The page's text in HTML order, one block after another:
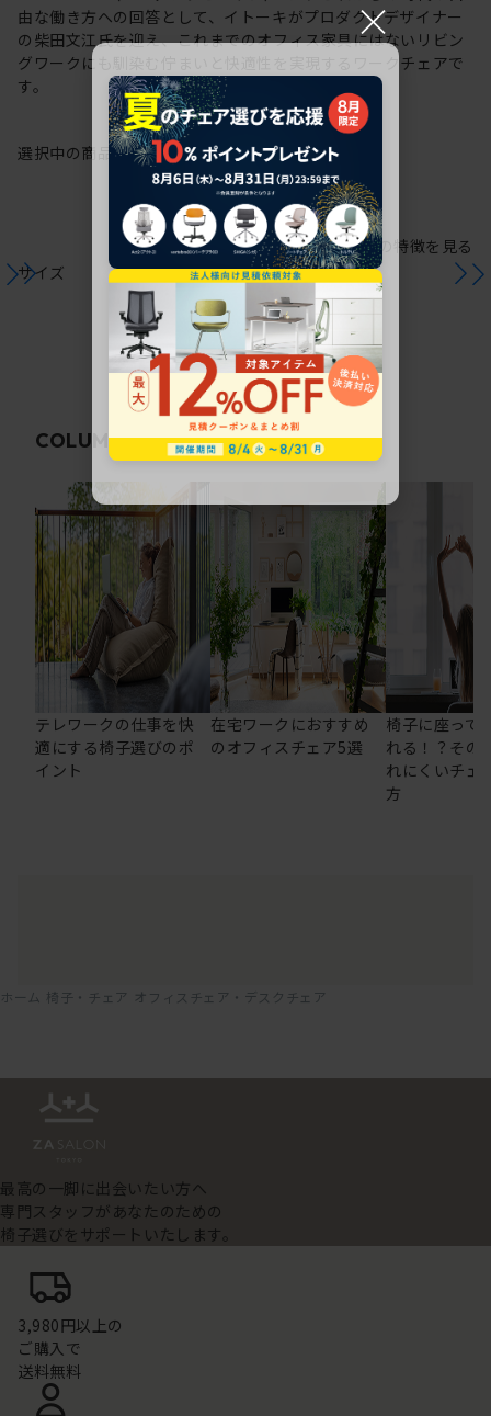
由な働き方への回答として、イトーキがプロダクトデザイナー
の柴田文江氏を迎え、これまでのオフィス家具にはないリビン
グワークにも馴染む佇まいと快適性を実現するワークチェアで
す。
選択中の商品情報保証注意事項
サイズ
シリーズの特徴を見る
COLUMN関連コラム
テレワークの仕事を快
適にする椅子選びのポ
イント
在宅ワークにおすすめ
のオフィスチェア5選
椅子に座って
れる！？その
れにくいチェ
方
ホーム 椅子・チェア オフィスチェア・デスクチェア
最高の一脚に出会いたい方へ
専門スタッフがあなたのための
椅子選びをサポートいたします。
3,980円以上の
ご購入で
送料無料
×